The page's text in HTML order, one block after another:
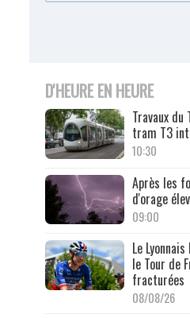
D'HEURE EN HEURE
Travaux
tram T3
10:30
Après les
d'orage
09:00
Le
le Tour de
fracturées
08/08/26